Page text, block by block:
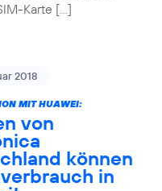
Karte […]
2018
MIT HUAWEI:
von
können
in